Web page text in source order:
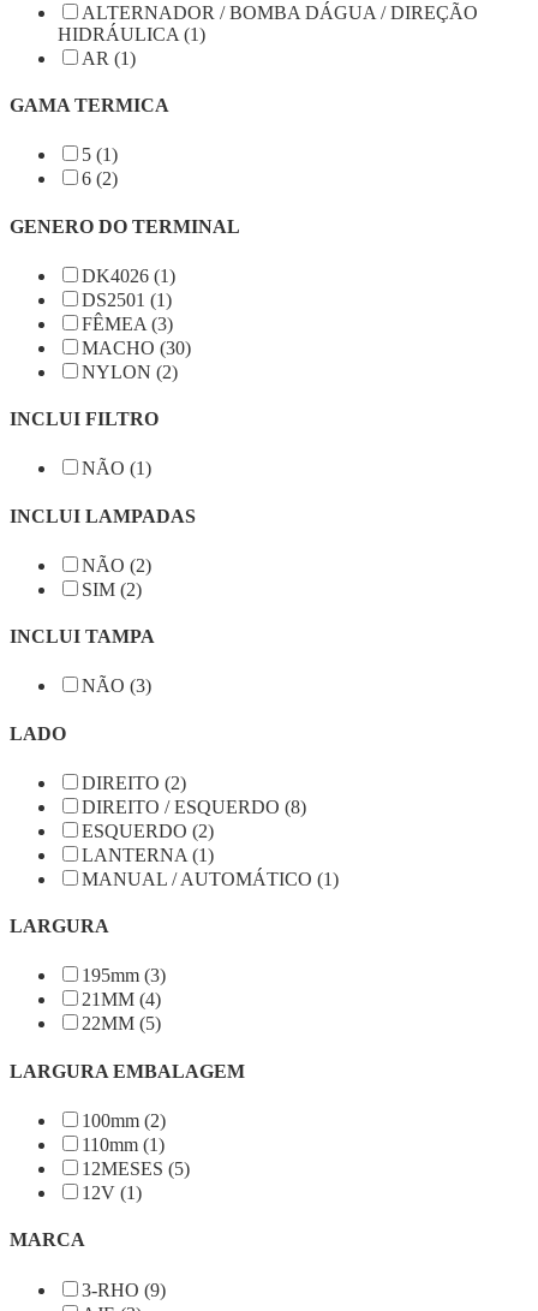
ALTERNADOR / BOMBA DÁGUA / DIREÇÃO
HIDRÁULICA (1)
AR (1)
GAMA TERMICA
5 (1)
6 (2)
GENERO DO TERMINAL
DK4026 (1)
DS2501 (1)
FÊMEA (3)
MACHO (30)
NYLON (2)
INCLUI FILTRO
NÃO (1)
INCLUI LAMPADAS
NÃO (2)
SIM (2)
INCLUI TAMPA
NÃO (3)
LADO
DIREITO (2)
DIREITO / ESQUERDO (8)
ESQUERDO (2)
LANTERNA (1)
MANUAL / AUTOMÁTICO (1)
LARGURA
195mm (3)
21MM (4)
22MM (5)
LARGURA EMBALAGEM
100mm (2)
110mm (1)
12MESES (5)
12V (1)
MARCA
3-RHO (9)